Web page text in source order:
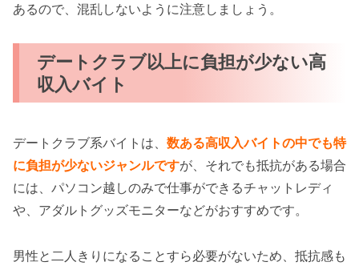
あるので、混乱しないように注意しましょう。
デートクラブ以上に負担が少ない高
収入バイト
デートクラブ系バイトは、 数ある高収入バイトの中でも特
に負担が少ないジャンルですが、それでも抵抗がある場合
には、パソコン越しのみで仕事ができるチャットレディ
や、アダルトグッズモニターなどがおすすめです。
男性と二人きりになることすら必要がないため、抵抗感も